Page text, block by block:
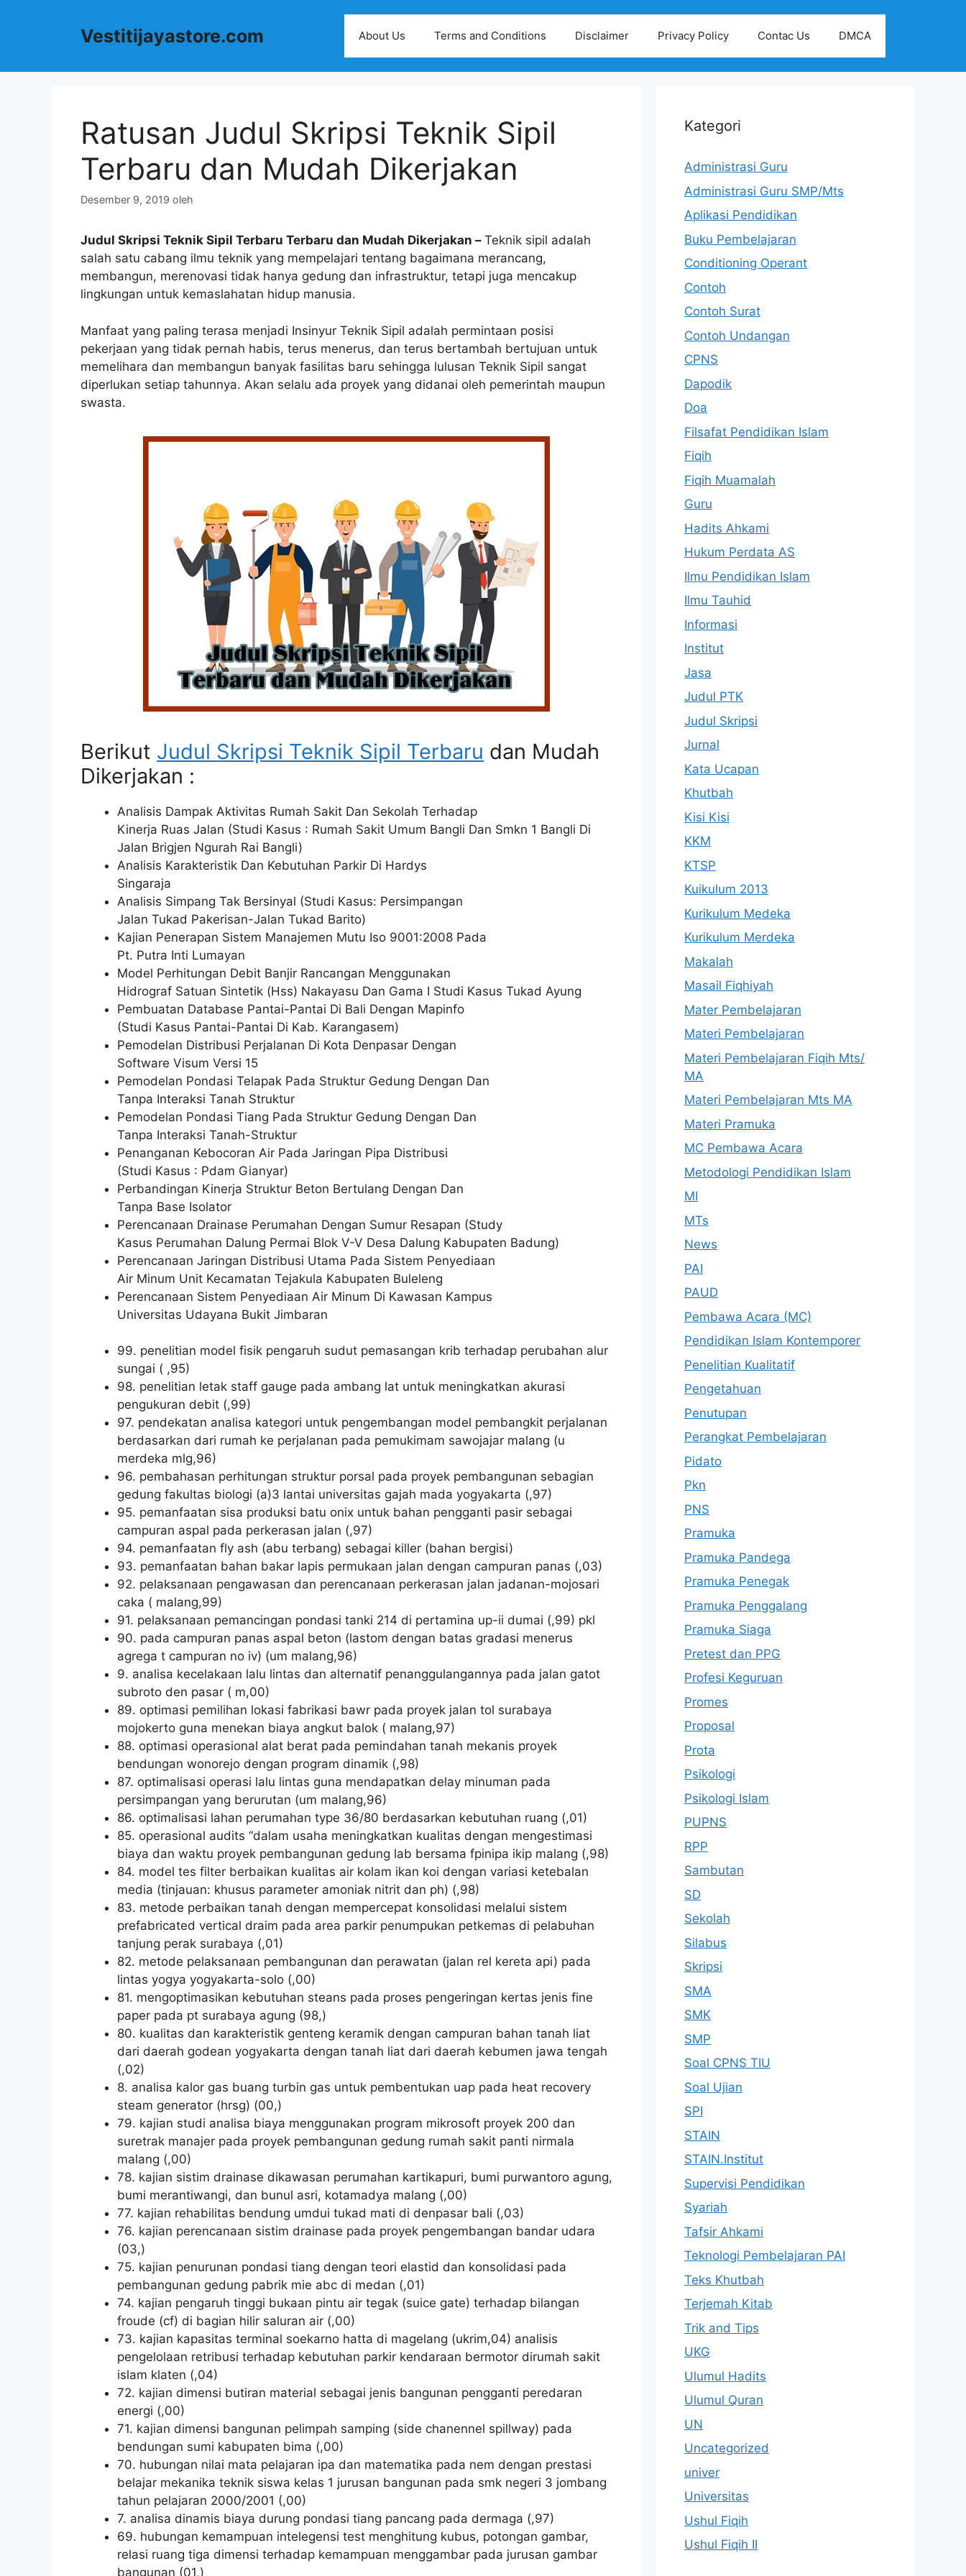
Vestitijayastore.com About Us Terms and Conditions Disclaimer Privacy Policy Contac Us DMCA
Ratusan Judul Skripsi Teknik Sipil
Terbaru dan Mudah Dikerjakan
Desember 9, 2019 oleh
Judul Skripsi Teknik Sipil Terbaru Terbaru dan Mudah Dikerjakan – Teknik sipil adalah
salah satu cabang ilmu teknik yang mempelajari tentang bagaimana merancang,
membangun, merenovasi tidak hanya gedung dan infrastruktur, tetapi juga mencakup
lingkungan untuk kemaslahatan hidup manusia.
Manfaat yang paling terasa menjadi Insinyur Teknik Sipil adalah permintaan posisi
pekerjaan yang tidak pernah habis, terus menerus, dan terus bertambah bertujuan untuk
memelihara dan membangun banyak fasilitas baru sehingga lulusan Teknik Sipil sangat
diperlukan setiap tahunnya. Akan selalu ada proyek yang didanai oleh pemerintah maupun
swasta.
Berikut Judul Skripsi Teknik Sipil Terbaru dan Mudah
Dikerjakan :
Analisis Dampak Aktivitas Rumah Sakit Dan Sekolah Terhadap
Kinerja Ruas Jalan (Studi Kasus : Rumah Sakit Umum Bangli Dan Smkn 1 Bangli Di
Jalan Brigjen Ngurah Rai Bangli)
Analisis Karakteristik Dan Kebutuhan Parkir Di Hardys
Singaraja
Analisis Simpang Tak Bersinyal (Studi Kasus: Persimpangan
Jalan Tukad Pakerisan-Jalan Tukad Barito)
Kajian Penerapan Sistem Manajemen Mutu Iso 9001:2008 Pada
Pt. Putra Inti Lumayan
Model Perhitungan Debit Banjir Rancangan Menggunakan
Hidrograf Satuan Sintetik (Hss) Nakayasu Dan Gama I Studi Kasus Tukad Ayung
Pembuatan Database Pantai-Pantai Di Bali Dengan Mapinfo
(Studi Kasus Pantai-Pantai Di Kab. Karangasem)
Pemodelan Distribusi Perjalanan Di Kota Denpasar Dengan
Software Visum Versi 15
Pemodelan Pondasi Telapak Pada Struktur Gedung Dengan Dan
Tanpa Interaksi Tanah Struktur
Pemodelan Pondasi Tiang Pada Struktur Gedung Dengan Dan
Tanpa Interaksi Tanah-Struktur
Penanganan Kebocoran Air Pada Jaringan Pipa Distribusi
(Studi Kasus : Pdam Gianyar)
Perbandingan Kinerja Struktur Beton Bertulang Dengan Dan
Tanpa Base Isolator
Perencanaan Drainase Perumahan Dengan Sumur Resapan (Study
Kasus Perumahan Dalung Permai Blok V-V Desa Dalung Kabupaten Badung)
Perencanaan Jaringan Distribusi Utama Pada Sistem Penyediaan
Air Minum Unit Kecamatan Tejakula Kabupaten Buleleng
Perencanaan Sistem Penyediaan Air Minum Di Kawasan Kampus
Universitas Udayana Bukit Jimbaran
99. penelitian model fisik pengaruh sudut pemasangan krib terhadap perubahan alur
sungai ( ,95)
98. penelitian letak staff gauge pada ambang lat untuk meningkatkan akurasi
pengukuran debit (,99)
97. pendekatan analisa kategori untuk pengembangan model pembangkit perjalanan
berdasarkan dari rumah ke perjalanan pada pemukimam sawojajar malang (u
merdeka mlg,96)
96. pembahasan perhitungan struktur porsal pada proyek pembangunan sebagian
gedung fakultas biologi (a)3 lantai universitas gajah mada yogyakarta (,97)
95. pemanfaatan sisa produksi batu onix untuk bahan pengganti pasir sebagai
campuran aspal pada perkerasan jalan (,97)
94. pemanfaatan fly ash (abu terbang) sebagai killer (bahan bergisi)
93. pemanfaatan bahan bakar lapis permukaan jalan dengan campuran panas (,03)
92. pelaksanaan pengawasan dan perencanaan perkerasan jalan jadanan-mojosari
caka ( malang,99)
91. pelaksanaan pemancingan pondasi tanki 214 di pertamina up-ii dumai (,99) pkl
90. pada campuran panas aspal beton (lastom dengan batas gradasi menerus
agrega t campuran no iv) (um malang,96)
9. analisa kecelakaan lalu lintas dan alternatif penanggulangannya pada jalan gatot
subroto den pasar ( m,00)
89. optimasi pemilihan lokasi fabrikasi bawr pada proyek jalan tol surabaya
mojokerto guna menekan biaya angkut balok ( malang,97)
88. optimasi operasional alat berat pada pemindahan tanah mekanis proyek
bendungan wonorejo dengan program dinamik (,98)
87. optimalisasi operasi lalu lintas guna mendapatkan delay minuman pada
persimpangan yang berurutan (um malang,96)
86. optimalisasi lahan perumahan type 36/80 berdasarkan kebutuhan ruang (,01)
85. operasional audits “dalam usaha meningkatkan kualitas dengan mengestimasi
biaya dan waktu proyek pembangunan gedung lab bersama fpinipa ikip malang (,98)
84. model tes filter berbaikan kualitas air kolam ikan koi dengan variasi ketebalan
media (tinjauan: khusus parameter amoniak nitrit dan ph) (,98)
83. metode perbaikan tanah dengan mempercepat konsolidasi melalui sistem
prefabricated vertical draim pada area parkir penumpukan petkemas di pelabuhan
tanjung perak surabaya (,01)
82. metode pelaksanaan pembangunan dan perawatan (jalan rel kereta api) pada
lintas yogya yogyakarta-solo (,00)
81. mengoptimasikan kebutuhan steans pada proses pengeringan kertas jenis fine
paper pada pt surabaya agung (98,)
80. kualitas dan karakteristik genteng keramik dengan campuran bahan tanah liat
dari daerah godean yogyakarta dengan tanah liat dari daerah kebumen jawa tengah
(,02)
8. analisa kalor gas buang turbin gas untuk pembentukan uap pada heat recovery
steam generator (hrsg) (00,)
79. kajian studi analisa biaya menggunakan program mikrosoft proyek 200 dan
suretrak manajer pada proyek pembangunan gedung rumah sakit panti nirmala
malang (,00)
78. kajian sistim drainase dikawasan perumahan kartikapuri, bumi purwantoro agung,
bumi merantiwangi, dan bunul asri, kotamadya malang (,00)
77. kajian rehabilitas bendung umdui tukad mati di denpasar bali (,03)
76. kajian perencanaan sistim drainase pada proyek pengembangan bandar udara
(03,)
75. kajian penurunan pondasi tiang dengan teori elastid dan konsolidasi pada
pembangunan gedung pabrik mie abc di medan (,01)
74. kajian pengaruh tinggi bukaan pintu air tegak (suice gate) terhadap bilangan
froude (cf) di bagian hilir saluran air (,00)
73. kajian kapasitas terminal soekarno hatta di magelang (ukrim,04) analisis
pengelolaan retribusi terhadap kebutuhan parkir kendaraan bermotor dirumah sakit
islam klaten (,04)
72. kajian dimensi butiran material sebagai jenis bangunan pengganti peredaran
energi (,00)
71. kajian dimensi bangunan pelimpah samping (side chanennel spillway) pada
bendungan sumi kabupaten bima (,00)
70. hubungan nilai mata pelajaran ipa dan matematika pada nem dengan prestasi
belajar mekanika teknik siswa kelas 1 jurusan bangunan pada smk negeri 3 jombang
tahun pelajaran 2000/2001 (,00)
7. analisa dinamis biaya durung pondasi tiang pancang pada dermaga (,97)
69. hubungan kemampuan intelegensi test menghitung kubus, potongan gambar,
relasi ruang tiga dimensi terhadap kemampuan menggambar pada jurusan gambar
bangunan (01,)
Kategori
Administrasi Guru
Administrasi Guru SMP/Mts
Aplikasi Pendidikan
Buku Pembelajaran
Conditioning Operant
Contoh
Contoh Surat
Contoh Undangan
CPNS
Dapodik
Doa
Filsafat Pendidikan Islam
Fiqih
Fiqih Muamalah
Guru
Hadits Ahkami
Hukum Perdata AS
Ilmu Pendidikan Islam
Ilmu Tauhid
Informasi
Institut
Jasa
Judul PTK
Judul Skripsi
Jurnal
Kata Ucapan
Khutbah
Kisi Kisi
KKM
KTSP
Kuikulum 2013
Kurikulum Medeka
Kurikulum Merdeka
Makalah
Masail Fiqhiyah
Mater Pembelajaran
Materi Pembelajaran
Materi Pembelajaran Fiqih Mts/
MA
Materi Pembelajaran Mts MA
Materi Pramuka
MC Pembawa Acara
Metodologi Pendidikan Islam
MI
MTs
News
PAI
PAUD
Pembawa Acara (MC)
Pendidikan Islam Kontemporer
Penelitian Kualitatif
Pengetahuan
Penutupan
Perangkat Pembelajaran
Pidato
Pkn
PNS
Pramuka
Pramuka Pandega
Pramuka Penegak
Pramuka Penggalang
Pramuka Siaga
Pretest dan PPG
Profesi Keguruan
Promes
Proposal
Prota
Psikologi
Psikologi Islam
PUPNS
RPP
Sambutan
SD
Sekolah
Silabus
Skripsi
SMA
SMK
SMP
Soal CPNS TIU
Soal Ujian
SPI
STAIN
STAIN.Institut
Supervisi Pendidikan
Syariah
Tafsir Ahkami
Teknologi Pembelajaran PAI
Teks Khutbah
Terjemah Kitab
Trik and Tips
UKG
Ulumul Hadits
Ulumul Quran
UN
Uncategorized
univer
Universitas
Ushul Fiqih
Ushul Fiqih II